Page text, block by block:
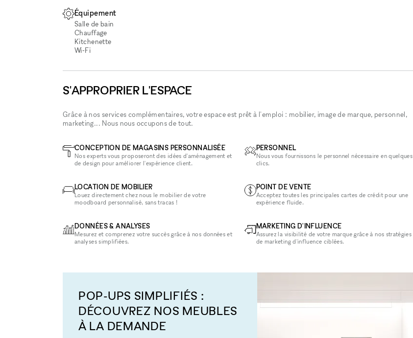
Équipement
Salle de bain
Chauffage
Kitchenette
Wi‑Fi
S'APPROPRIER L'ESPACE
Grâce à nos services complémentaires, votre espace est prêt à l'emploi : mobilier, image de marque, personnel,
marketing... Nous nous occupons de tout.
CONCEPTION DE MAGASINS PERSONNALISÉE
Nos experts vous proposeront des idées d'aménagement et
de design pour améliorer l'expérience client.
LOCATION DE MOBILIER
Louez directement chez nous le mobilier de votre
moodboard personnalisé, sans tracas !
DONNÉES & ANALYSES
Mesurez et comprenez votre succès grâce à nos données et
analyses simplifiées.
PERSONNEL
Nous vous fournissons le personnel nécessaire en quelques
clics.
POINT DE VENTE
Acceptez toutes les principales cartes de crédit pour une
expérience fluide.
MARKETING D'INFLUENCE
Assurez la visibilité de votre marque grâce à nos stratégies
de marketing d'influence ciblées.
POP-UPS SIMPLIFIÉS :
DÉCOUVREZ NOS MEUBLES
À LA DEMANDE